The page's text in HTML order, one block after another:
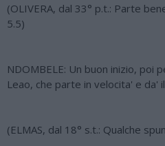
(OLIVERA, dal 33° p.t.: Parte
5.5)
NDOMBELE: Un buon inizio, poi
Leao, che parte in velocita' e da'
(ELMAS, dal 18° s.t.: Qualche